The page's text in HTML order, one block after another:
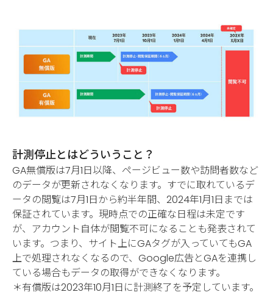
計測停止とはどういうこと？
GA無償版は7月1日以降、ページビュー数や訪問者数など
のデータが更新されなくなります。すでに取れているデ
ータの閲覧は7月1日から約半年間、2024年1月1日までは
保証されています。現時点での正確な日程は未定です
が、アカウント自体が閲覧不可になることも発表されて
います。つまり、サイト上にGAタグが入っていてもGA
上で処理されなくなるので、Google広告とGAを連携し
ている場合もデータの取得ができなくなります。
＊有償版は2023年10月1日に計測終了を予定しています。